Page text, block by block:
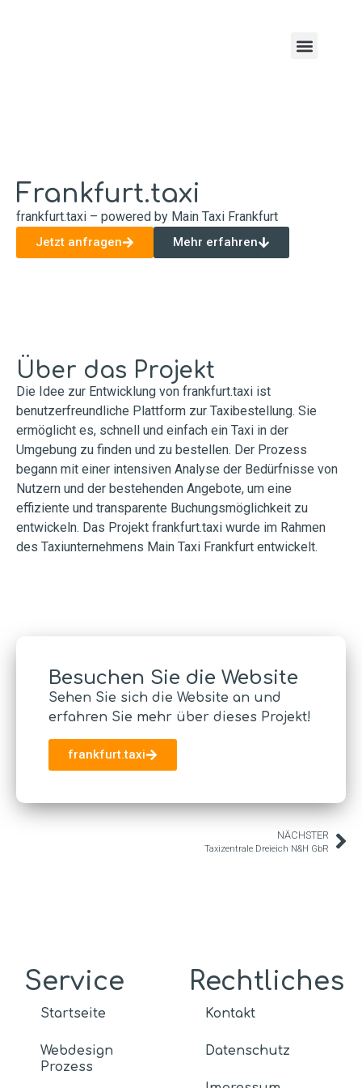
Frankfurt.taxi
frankfurt.taxi – powered by Main Taxi Frankfurt
Jetzt anfragen Mehr erfahren
Über das Projekt
Die Idee zur Entwicklung von frankfurt.taxi ist
benutzerfreundliche Plattform zur Taxibestellung. Sie
ermöglicht es, schnell und einfach ein Taxi in der
Umgebung zu finden und zu bestellen. Der Prozess
begann mit einer intensiven Analyse der Bedürfnisse von
Nutzern und der bestehenden Angebote, um eine
effiziente und transparente Buchungsmöglichkeit zu
entwickeln. Das Projekt frankfurt.taxi wurde im Rahmen
des Taxiunternehmens Main Taxi Frankfurt entwickelt.
Besuchen Sie die Website
Sehen Sie sich die Website an und
erfahren Sie mehr über dieses Projekt!
frankfurt.taxi
NÄCHSTER
Taxizentrale Dreieich N&H GbR
Service
Startseite
Webdesign
Prozess
Rechtliches
Kontakt
Datenschutz